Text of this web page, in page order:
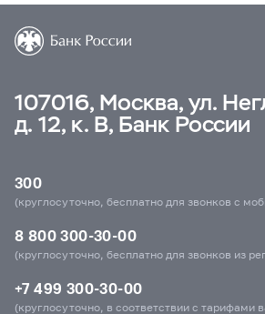
107016, Москва, ул.
д. 12, к. В, Банк России
300
(круглосуточно, бесплатно для звонков с
8 800 300-30-00
(круглосуточно, бесплатно для звонков из
+7 499 300-30-00
(круглосуточно, в соответствии с тарифами